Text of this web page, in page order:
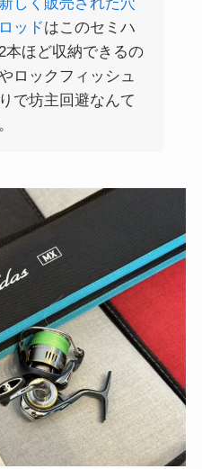
ッドはこのセミハ
本ほど収納できるの
ロックフィッシュ
で坊主回避なんて